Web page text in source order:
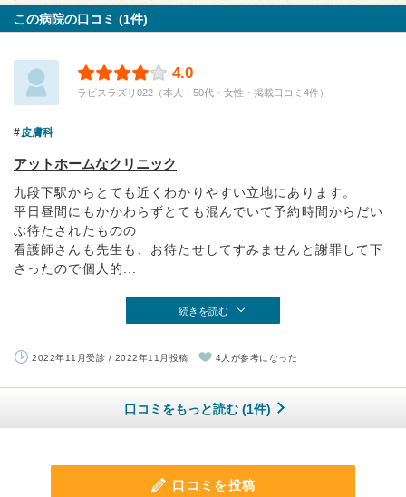
この病院の口コミ (1件)
4.0
ラピスラズリ022（本人・50代・女性・掲載口コミ4件）
皮膚科
アットホームなクリニック
九段下駅からとても近くわかりやすい立地にあります。
平日昼間にもかかわらずとても混んでいて予約時間からだい
ぶ待たされたものの
看護師さんも先生も、お待たせしてすみませんと謝罪して下
さったので個人的...
続きを読む
2022年11月受診 / 2022年11月投稿 4人が参考になった
口コミをもっと読む (1件)
口コミを投稿